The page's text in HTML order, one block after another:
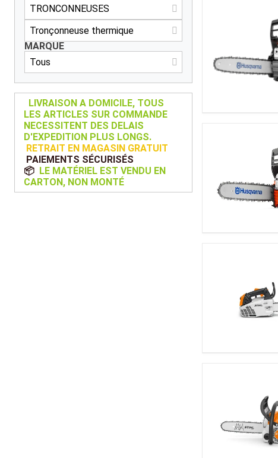
Kubota
Broyeur thermique
Broyeur électrique
LIVRAISON A DOMICILE, TOUS
LES ARTICLES SUR COMMANDE
NECESSITENT DES DELAIS
D'EXPEDITION PLUS LONGS.
RETRAIT EN MAGASIN GRATUIT
PAIEMENTS SÉCURISÉS
📦 LE MATÉRIEL EST VENDU EN
CARTON, NON MONTÉ
MARQUE